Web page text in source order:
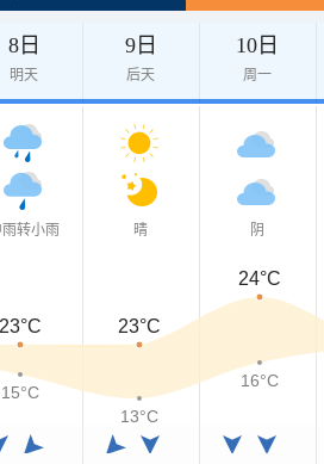
8日
明天
9日
后天
10日
周一
雨转小雨 晴 阴
23°C 23°C
24°C
15°C
13°C
16°C